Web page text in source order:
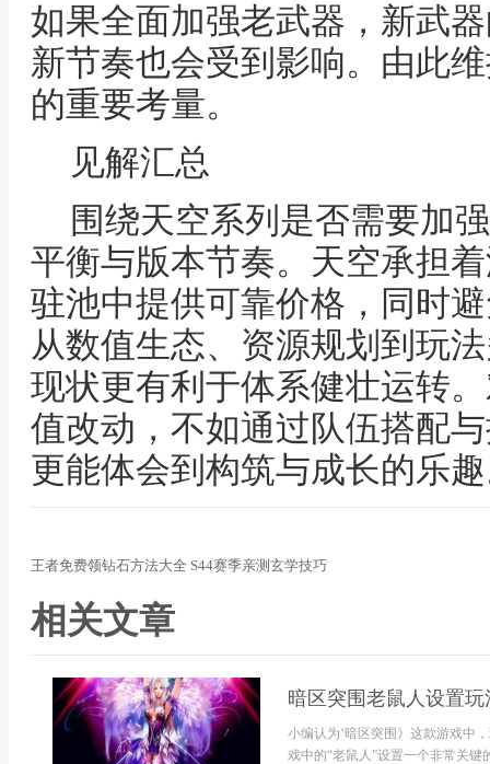
如果全面加强老武器，新武
新节奏也会受到影响。由此
的重要考量。
见解汇总
围绕天空系列是否需要加
平衡与版本节奏。天空承担
驻池中提供可靠价格，同时
从数值生态、资源规划到玩
现状更有利于体系健壮运转
值改动，不如通过队伍搭配
更能体会到构筑与成长的乐
王者免费领钻石方法大全 S44赛季亲测玄学技巧
相关文章
暗区突围老鼠人设置玩
小编认为‘暗区突围》这款游戏中
戏中的“老鼠人”设置一个非常关